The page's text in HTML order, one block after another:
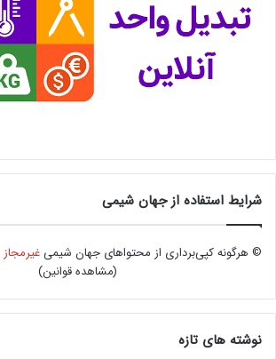
شرایط استفاده از جهان شیمی
© هرگونه کپی‌برداری از محتواهای جهان شیمیغیرمجاز
(مشاهده قوانین)
نوشته های تازه